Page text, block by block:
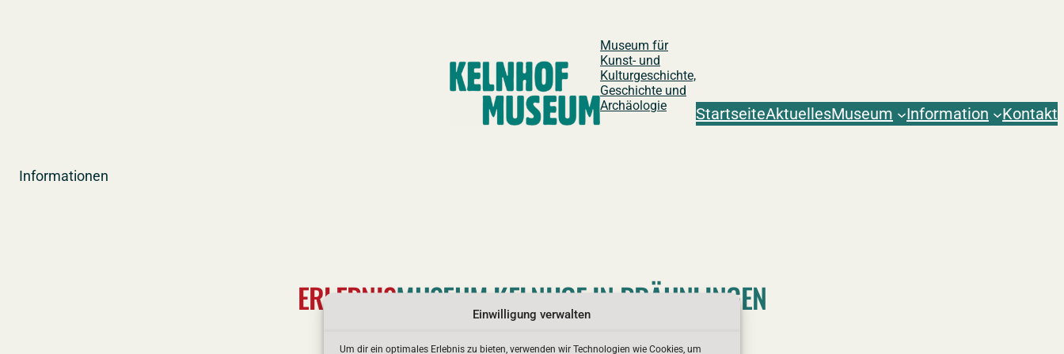
Einwilligung verwalten
Um dir ein optimales Erlebnis zu bieten, verwenden wir Technologien wie Cookies, um
Museum für
Kunst- und
Kulturgeschichte,
Geschichte und
Archäologie
StartseiteAktuellesMuseum Information Kontakt
Informationen
ERLEBNISMUSEUM KELNHOF IN BRÄUNLINGEN